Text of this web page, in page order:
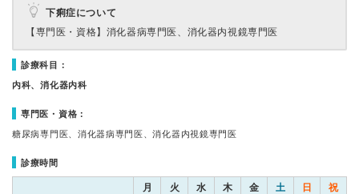
下痢症について
【専門医・資格】 消化器病専門医、消化器内視鏡専門医
診療科目：
内科、消化器内科
専門医・資格：
糖尿病専門医、消化器病専門医、消化器内視鏡専門医
診療時間
月 火 水 木 金 土 日 祝